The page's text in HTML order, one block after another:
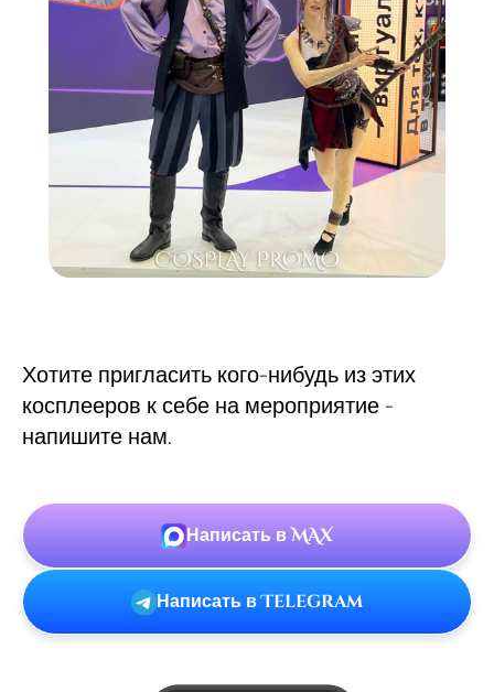
Хотите пригласить кого-нибудь из этих
косплееров к себе на мероприятие -
напишите нам.
Написать в MAX
Написать в Telegram